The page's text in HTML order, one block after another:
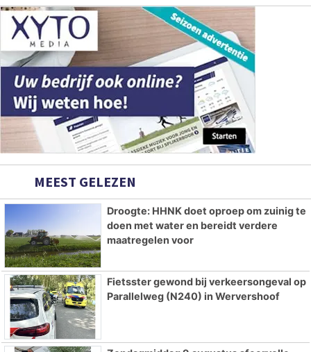
MEEST GELEZEN
Droogte: HHNK doet oproep om zuinig te
doen met water en bereidt verdere
maatregelen voor
Fietsster gewond bij verkeersongeval op
Parallelweg (N240) in Wervershoof